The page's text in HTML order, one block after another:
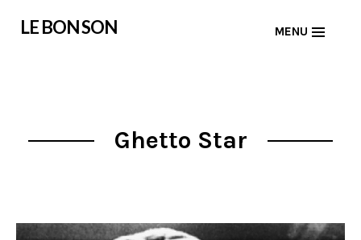
LE BON SON MENU
Ghetto Star